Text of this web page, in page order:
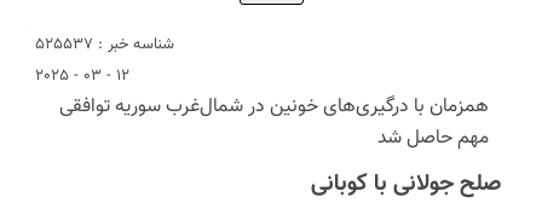
شناسه خبر : 525537
12 - 03 - 2025
همزمان با درگیری‌های خونین در شمال‌غرب سوریه توافقی
مهم حاصل شد
صلح جولانی با کوبانی